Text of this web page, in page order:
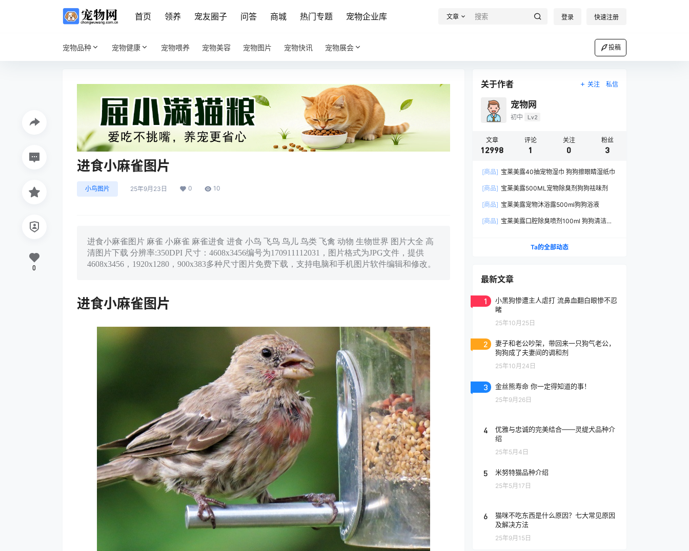
首页 领养 宠友圈子 问答 商城 热门专题 宠物企业库 文章 登录 快速注册
宠物品种 宠物健康 宠物喂养 宠物美容 宠物图片 宠物快讯 宠物展会 投稿
进食小麻雀图片
小鸟图片 25年9月23日 0 10
进食小麻雀图片 麻雀 小麻雀 麻雀进食 进食 小鸟 飞鸟 鸟儿 鸟类 飞禽 动物 生物世界 图片大全 高
清图片下载 分辨率:350DPI 尺寸：4608x3456编号为170911112031，图片格式为JPG文件，提供
4608x3456，1920x1280，900x383多种尺寸图片免费下载，支持电脑和手机图片软件编辑和修改。
进食小麻雀图片
0
关于作者 关注 私信
宠物网
初中 Lv2
文章
12998
评论
1
关注
0
粉丝
3
[商品] 宝莱美露40抽宠物湿巾 狗狗擦眼睛湿纸巾
[商品] 宝莱美露500ML宠物除臭剂狗狗祛味剂
[商品] 宝莱美露宠物沐浴露500ml狗狗浴液
[商品] 宝莱美露口腔除臭喷剂100ml 狗狗清洁口
Ta的全部动态
最新文章
1
小黑狗惨遭主人虐打 流鼻血翻白眼惨不忍
睹
25年10月25日
2
妻子和老公吵架，带回来一只狗气老公，
狗狗成了夫妻间的调和剂
25年10月24日
3 金丝熊寿命 你一定得知道的事！
25年9月26日
4
优雅与忠诚的完美结合——灵缇犬品种介
绍
25年5月4日
5 米努特猫品种介绍
25年5月17日
6
猫咪不吃东西是什么原因？七大常见原因
及解决方法
25年9月15日